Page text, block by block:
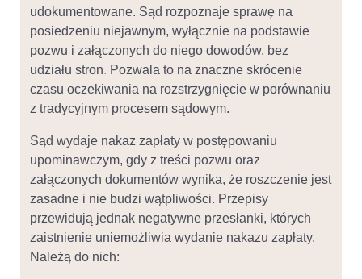
udokumentowane. Sąd rozpoznaje sprawę na
posiedzeniu niejawnym, wyłącznie na podstawie
pozwu i załączonych do niego dowodów, bez
udziału stron. Pozwala to na znaczne skrócenie
czasu oczekiwania na rozstrzygnięcie w porównaniu
z tradycyjnym procesem sądowym.
Sąd wydaje nakaz zapłaty w postępowaniu
upominawczym, gdy z treści pozwu oraz
załączonych dokumentów wynika, że roszczenie jest
zasadne i nie budzi wątpliwości. Przepisy
przewidują jednak negatywne przesłanki, których
zaistnienie uniemożliwia wydanie nakazu zapłaty.
Należą do nich: